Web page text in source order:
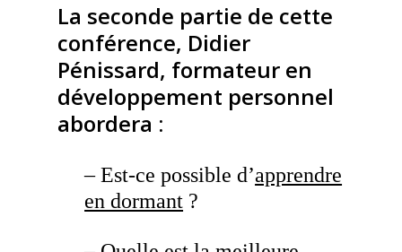
La seconde partie de cette
conférence, Didier
Pénissard, formateur en
développement personnel
abordera :
– Est-ce possible d’apprendre
en dormant ?